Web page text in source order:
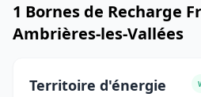
1 Bornes de Recharge
Ambrières-les-Vallées
Territoire d'énergie